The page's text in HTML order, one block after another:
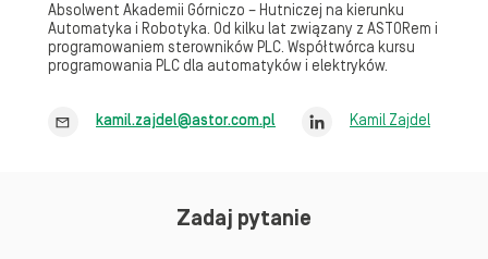
Absolwent Akademii Górniczo – Hutniczej na kierunku
Automatyka i Robotyka. Od kilku lat związany z ASTORem i
programowaniem sterowników PLC. Współtwórca kursu
programowania PLC dla automatyków i elektryków.
kamil.zajdel@astor.com.pl Kamil Zajdel
Zadaj pytanie